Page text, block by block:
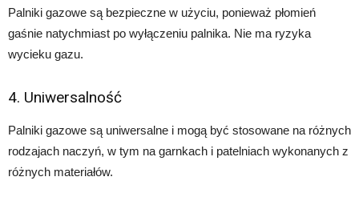
Palniki gazowe są bezpieczne w użyciu, ponieważ płomień
gaśnie natychmiast po wyłączeniu palnika. Nie ma ryzyka
wycieku gazu.
4. Uniwersalność
Palniki gazowe są uniwersalne i mogą być stosowane na różnych
rodzajach naczyń, w tym na garnkach i patelniach wykonanych z
różnych materiałów.